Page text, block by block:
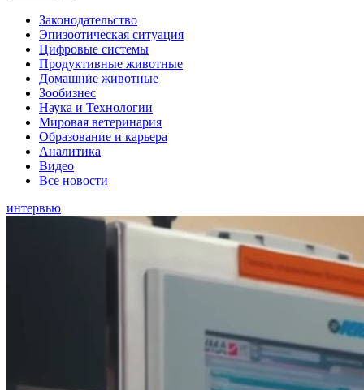
Законодательство
Эпизоотическая ситуация
Цифровые системы
Продуктивные животные
Домашние животные
Зообизнес
Наука и Технологии
Мировая ветеринария
Образование и карьера
Аналитика
Видео
Все новости
интервью